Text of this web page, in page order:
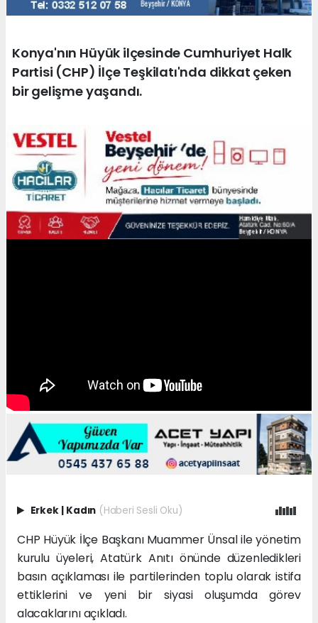
Konya'nın Hüyük ilçesinde Cumhuriyet Halk
Partisi (CHP) İlçe Teşkilatı'nda dikkat çeken
bir gelişme yaşandı.
Erkek | Kadın (Haberi Sesli Oku)
CHP Hüyük İlçe Başkanı Muammer Ünsal ile yönetim
kurulu üyeleri, Atatürk Anıtı önünde düzenledikleri
basın açıklaması ile partilerinden toplu olarak istifa
ettiklerini ve yeni bir siyasi oluşumda görev
alacaklarını açıkladı.